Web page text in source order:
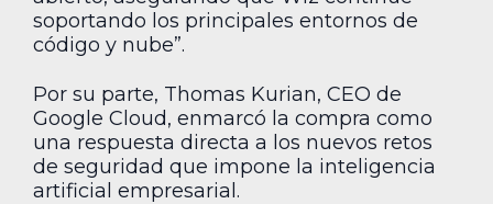
soportando los principales entornos de
código y nube”.
Por su parte, Thomas Kurian, CEO de
Google Cloud, enmarcó la compra como
una respuesta directa a los nuevos retos
de seguridad que impone la inteligencia
artificial empresarial.